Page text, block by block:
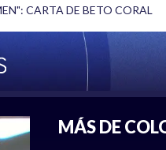
CARTA DE BETO CORAL
MÁS DE